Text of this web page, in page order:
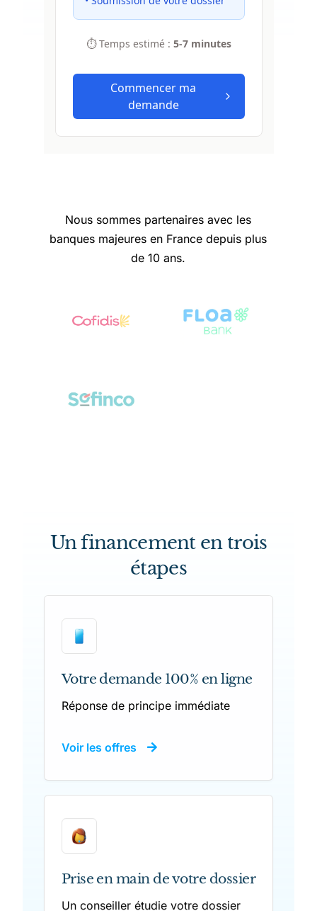
Nous sommes partenaires avec les
banques majeures en France depuis plus
de 10 ans.
Un financement en trois
étapes
Votre demande 100% en ligne
Réponse de principe immédiate
Voir les offres
Prise en main de votre dossier
Un conseiller étudie votre dossier